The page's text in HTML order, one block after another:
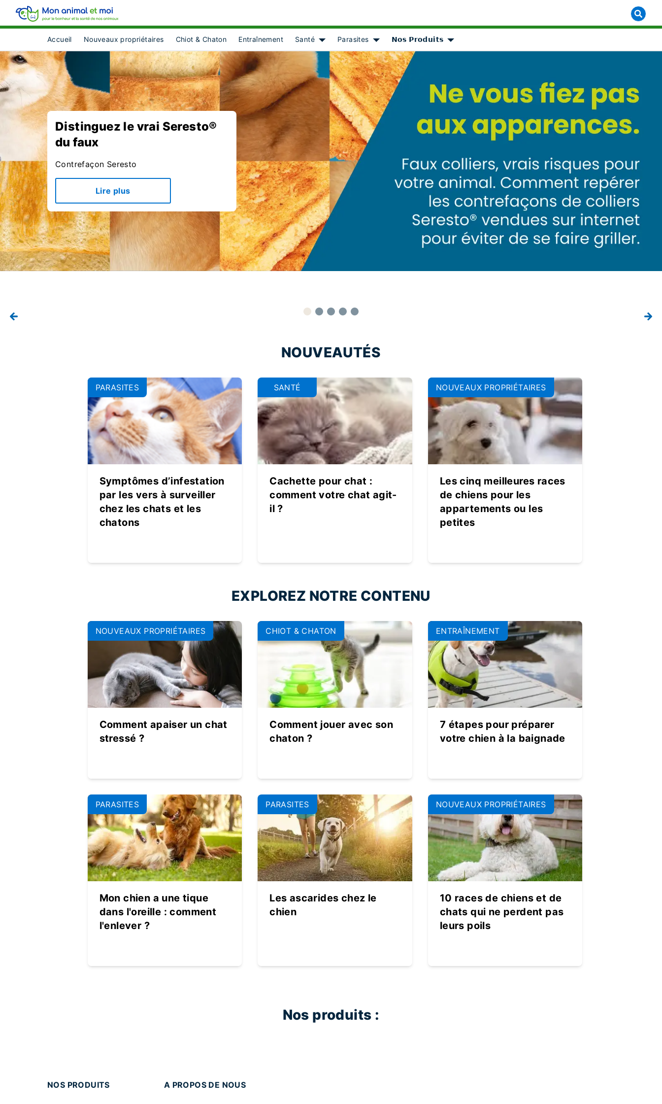
Accueil Nouveaux propriétaires Chiot & Chaton Entraînement
Santé
Parasites
𝗡𝗼𝘀 𝗣𝗿𝗼𝗱𝘂𝗶𝘁𝘀
Distinguez le vrai Seresto®
du faux
Contrefaçon Seresto
Lire plus
NOUVEAUTÉS
PARASITES
Symptômes d’infestation
par les vers à surveiller
chez les chats et les
chatons
SANTÉ
Cachette pour chat :
comment votre chat agit-
il ?
NOUVEAUX PROPRIÉTAIRES
Les cinq meilleures races
de chiens pour les
appartements ou les
petites
EXPLOREZ NOTRE CONTENU
NOUVEAUX PROPRIÉTAIRES
Comment apaiser un chat
stressé ?
CHIOT & CHATON
Comment jouer avec son
chaton ?
ENTRAÎNEMENT
7 étapes pour préparer
votre chien à la baignade
PARASITES
Mon chien a une tique
dans l'oreille : comment
l'enlever ?
PARASITES
Les ascarides chez le
chien
NOUVEAUX PROPRIÉTAIRES
10 races de chiens et de
chats qui ne perdent pas
leurs poils
Nos produits :
NOS PRODUITS A PROPOS DE NOUS